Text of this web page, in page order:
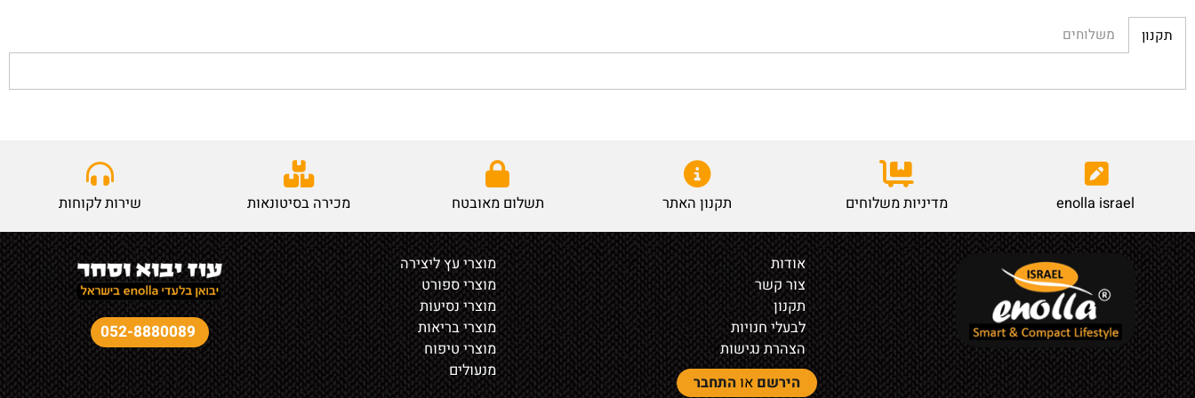
enolla israel מדיניות משלוחים תקנון האתר תשלום מאובטח מכירה בסיטונאות שירות לקוחות
אודות
צור קשר
תקנון
לבעלי חנויות
מוצרי עץ ליצירה
מוצרי ספורט
מוצרי נסיעות
מוצרי בריאות
052-8880089